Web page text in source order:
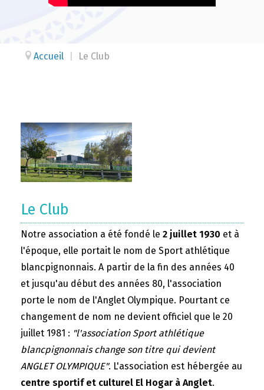
Accueil Le Club
Le Club
Notre association a été fondé le 2 juillet 1930 et à
l'époque, elle portait le nom de Sport athlétique
blancpignonnais. A partir de la fin des années 40
et jusqu'au début des années 80, l'association
porte le nom de l'Anglet Olympique. Pourtant ce
changement de nom ne devient officiel que le 20
juillet 1981 : "l'association Sport athlétique
blancpignonnais change son titre qui devient
ANGLET OLYMPIQUE". L'association est hébergée au
centre sportif et culturel El Hogar à Anglet.